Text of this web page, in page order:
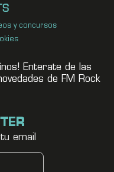
y concursos
Enterate de las
de FM Rock
email